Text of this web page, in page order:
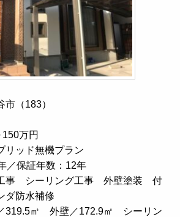
（183）
万円
リッド無機プラン
／保証年数：12年
事 シーリング工事 外壁塗装 付
防水補修
319.5㎡ 外壁／172.9㎡ シーリン